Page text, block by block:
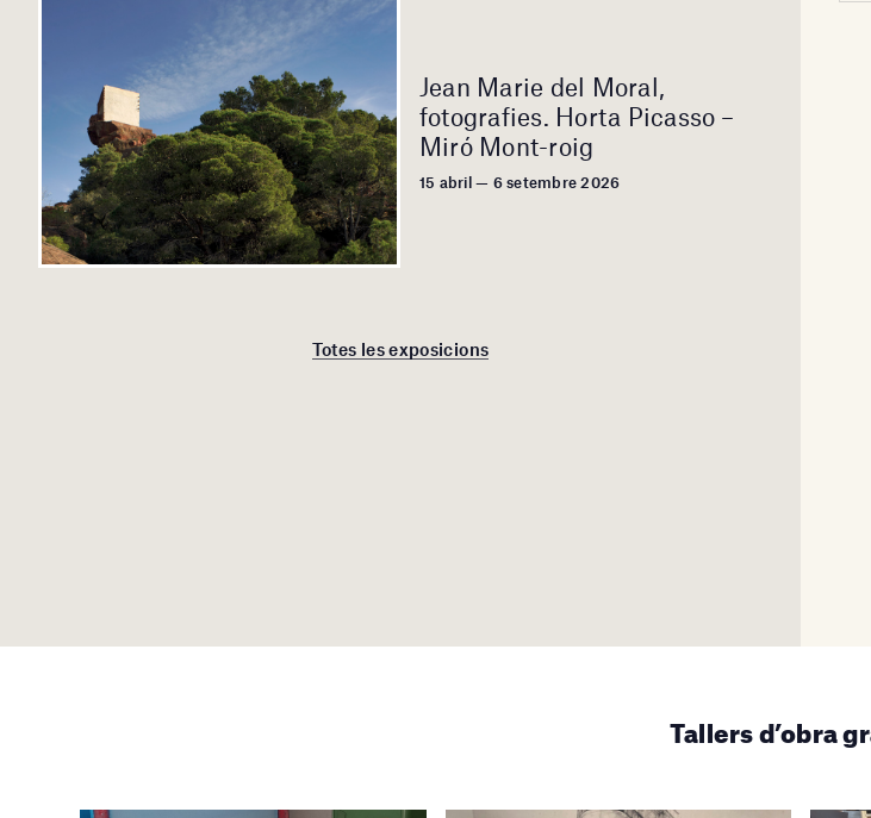
Jean Marie del Moral,
fotografies. Horta Picasso –
Miró Mont-roig
15 abril — 6 setembre 2026
Totes les exposicions
Tallers d’obra